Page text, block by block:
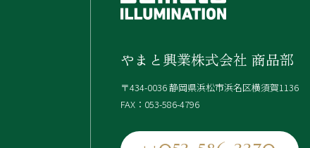
やまと興業株式会社 商品部
〒434-0036 静岡県浜松市浜名区横須賀1136
FAX：053-586-4796